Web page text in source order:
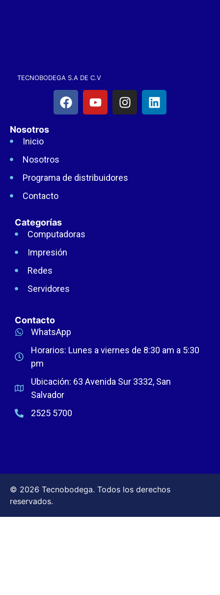
TECNOBODEGA S.A DE C.V
Nosotros
Inicio
Nosotros
Programa de distribuidores
Contacto
Categorías
Computadoras
Impresión
Redes
Servidores
Contacto
WhatsApp
Horarios: Lunes a viernes de 8:30 am a 5:30
pm
Ubicación: 63 Avenida Sur 3332, San
Salvador
2525 5700
© 2026 Tecnobodega. Todos los derechos
reservados.